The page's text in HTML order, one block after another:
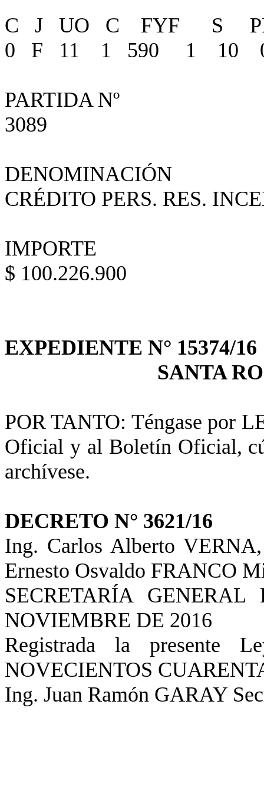
C J UO C FYF S
0 F 11 1 590 1
PARTIDA Nº
3089
DENOMINACIÓN
CRÉDITO PERS. RES.
IMPORTE
$ 100.226.900
EXPEDIENTE N° 15374/16
SANTA
POR TANTO: Téngase por
Oficial y al Boletín Oficial,
archívese.
DECRETO N° 3621/16
Ing. Carlos Alberto
Ernesto Osvaldo FRANCO
SECRETARÍA
NOVIEMBRE DE 2016
Registrada la presente
NOVECIENTOS
Ing. Juan Ramón GARAY